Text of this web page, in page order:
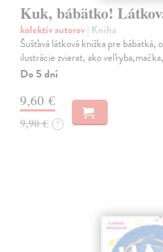
Kuk, bábätko!
kolektív autorov| Kniha
Šušťavá látková knižka pre
ilustrácie zvierat, ako
Do 5 dní
9,60 €
9,90 € ?